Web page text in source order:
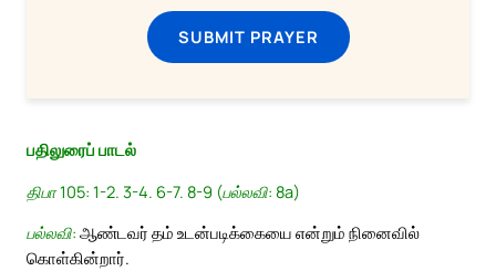
SUBMIT PRAYER
பதிலுரைப் பாடல்
திபா 105: 1-2. 3-4. 6-7. 8-9 (பல்லவி: 8a)
பல்லவி: ஆண்டவர் தம் உடன்படிக்கையை என்றும் நினைவில்
கொள்கின்றார்.